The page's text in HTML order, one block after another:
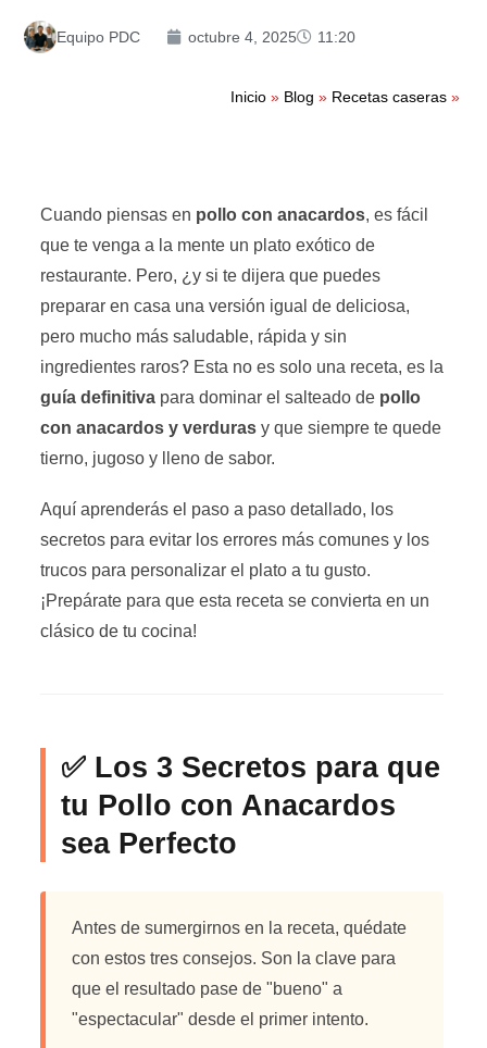
Equipo PDC octubre 4, 2025 11:20
Inicio » Blog » Recetas caseras »
Cuando piensas en pollo con anacardos, es fácil
que te venga a la mente un plato exótico de
restaurante. Pero, ¿y si te dijera que puedes
preparar en casa una versión igual de deliciosa,
pero mucho más saludable, rápida y sin
ingredientes raros? Esta no es solo una receta, es la
guía definitiva para dominar el salteado de pollo
con anacardos y verduras y que siempre te quede
tierno, jugoso y lleno de sabor.
Aquí aprenderás el paso a paso detallado, los
secretos para evitar los errores más comunes y los
trucos para personalizar el plato a tu gusto.
¡Prepárate para que esta receta se convierta en un
clásico de tu cocina!
✅ Los 3 Secretos para que
tu Pollo con Anacardos
sea Perfecto
Antes de sumergirnos en la receta, quédate
con estos tres consejos. Son la clave para
que el resultado pase de "bueno" a
"espectacular" desde el primer intento.